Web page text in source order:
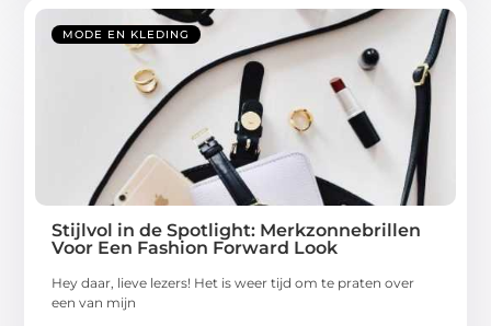
MODE EN KLEDING
Stijlvol in de Spotlight: Merkzonnebrillen
Voor Een Fashion Forward Look
Hey daar, lieve lezers! Het is weer tijd om te praten over
een van mijn